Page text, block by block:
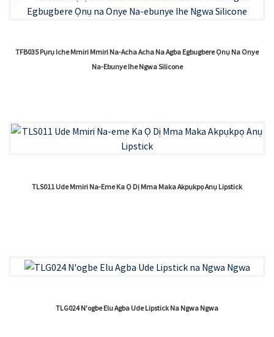
TFB035 Pụrụ Iche Mmiri Mmiri Na-Acha Acha Na Agba Egbugbere Ọnụ Na Onye
Na-Ebunye Ihe Ngwa Silicone
TLS011 Ude Mmiri Na-Eme Ka Ọ Dị Mma Maka Akpụkpọ Anụ Lipstick
TLG024 N'ogbe Elu Agba Ude Lipstick Na Ngwa Ngwa